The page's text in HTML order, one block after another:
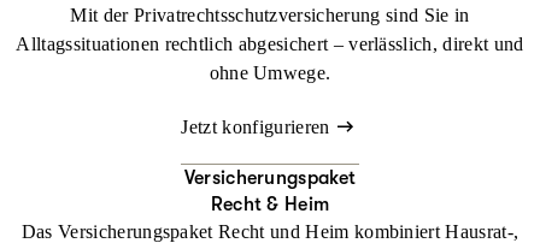
Mit der Privatrechtsschutzversicherung sind Sie in
Alltagssituationen rechtlich abgesichert – verlässlich, direkt und
ohne Umwege.
Jetzt konfigurieren
Versicherungspaket
Recht & Heim
Das Versicherungspaket Recht und Heim kombiniert Hausrat-,